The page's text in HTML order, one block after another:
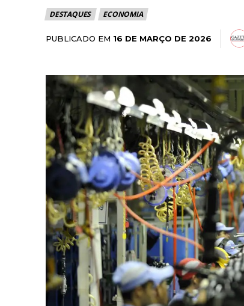
DESTAQUES ECONOMIA
PUBLICADO EM 16 DE MARÇO DE 2026